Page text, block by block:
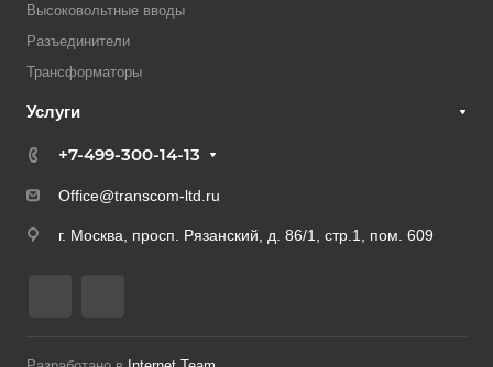
Высоковольтные вводы
Разъединители
Трансформаторы
Услуги
+7-499-300-14-13
Office@transcom-ltd.ru
г. Москва, просп. Рязанский, д. 86/1, стр.1, пом. 609